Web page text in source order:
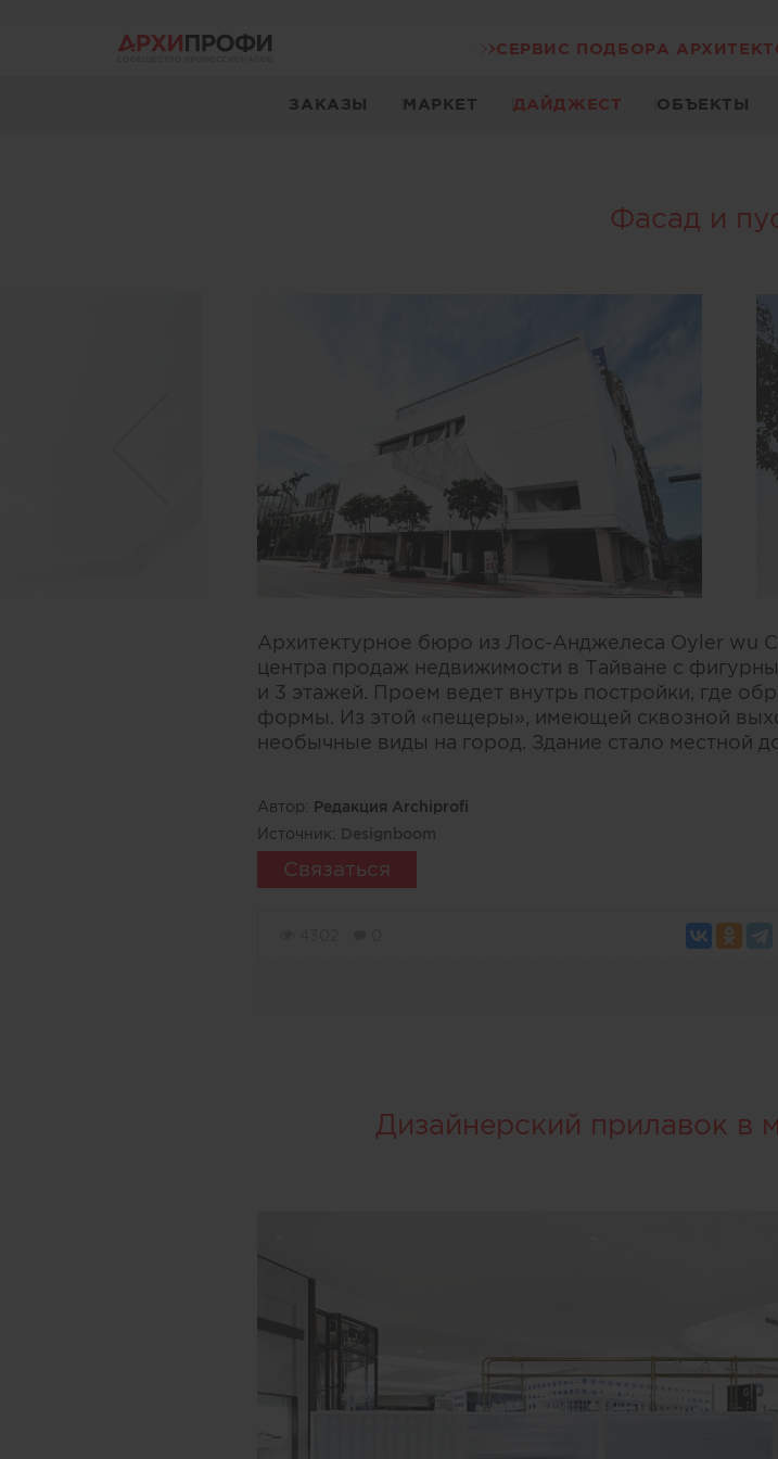
СЕРВИС ПОДБОРА
ЗАКАЗЫ МАРКЕТ ДАЙДЖЕСТ ОБЪЕКТЫ
Фасад и
Архитектурное бюро из Лос-Анджелеса Oyler wu
центра продаж недвижимости в Тайване с
и 3 этажей. Проем ведет внутрь постройки, где
формы. Из этой «пещеры», имеющей сквозной
необычные виды на город. Здание стало местной
Автор: Редакция Archiprofi
Источник: Designboom
Связаться
Дизайнерский прилавок в